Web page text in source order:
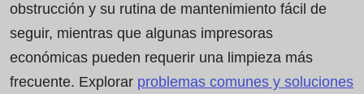
obstrucción y su rutina de mantenimiento fácil de
seguir, mientras que algunas impresoras
económicas pueden requerir una limpieza más
frecuente. Explorar problemas comunes y soluciones